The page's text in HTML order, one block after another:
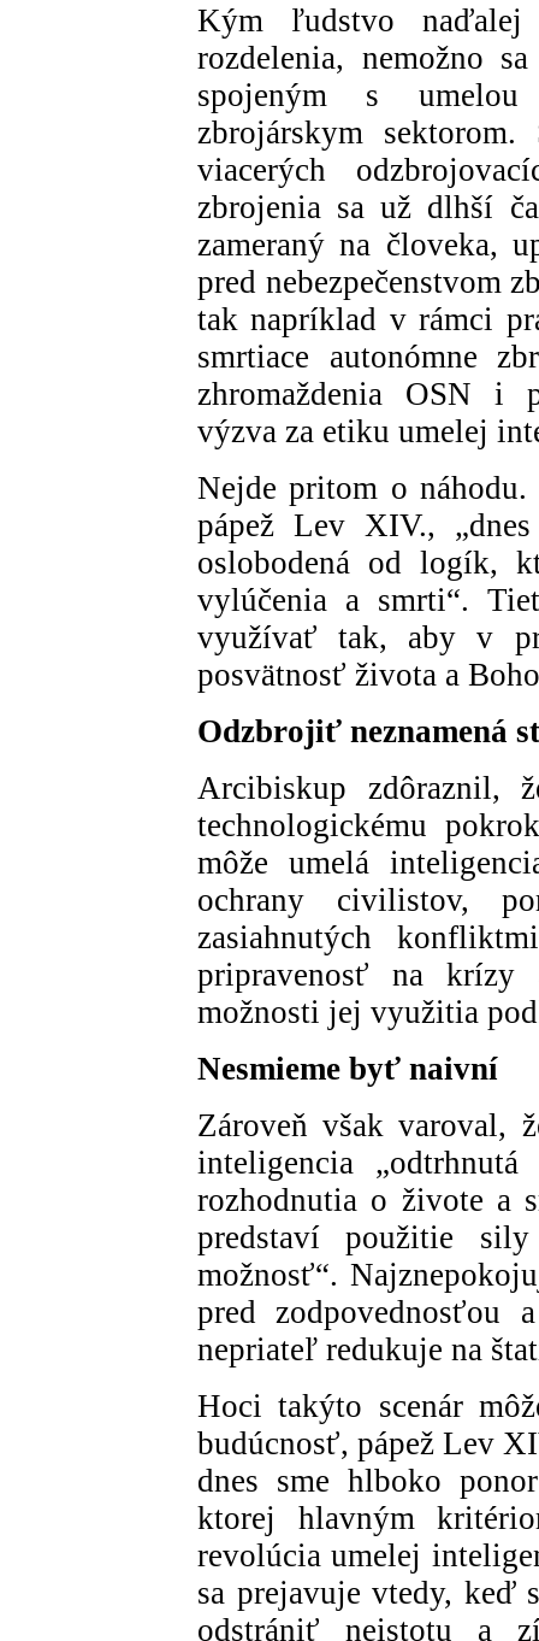
Kým ľudstvo naďalej
rozdelenia, nemožno
spojeným s umelou
zbrojárskym
viacerých
zbrojenia sa už dlhší
zameraný na človeka,
pred nebezpečenstvom
tak napríklad v rámci
smrtiace autonómne
zhromaždenia OSN i
výzva za etiku umelej
Nejde pritom o
pápež Lev XIV.,
oslobodená od logík,
vylúčenia a smrti“.
využívať tak, aby v
posvätnosť života a
Odzbrojiť neznamená
Arcibiskup zdôraznil,
technologickému
môže umelá
ochrany civilistov,
zasiahnutých
pripravenosť na
možnosti jej využitia
Nesmieme byť naivní
Zároveň však varoval,
inteligencia
rozhodnutia o živote a
predstaví použitie
možnosť“.
pred
nepriateľ redukuje na
Hoci takýto scenár
budúcnosť, pápež Lev
dnes sme hlboko
ktorej hlavným
revolúcia umelej
sa prejavuje vtedy, keď
odstrániť neistotu a